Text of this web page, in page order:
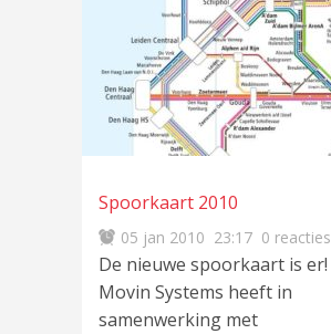
Spoorkaart 2010
05 jan 2010 23:17 0 reacties
De nieuwe spoorkaart is er!
Movin Systems heeft in
samenwerking met